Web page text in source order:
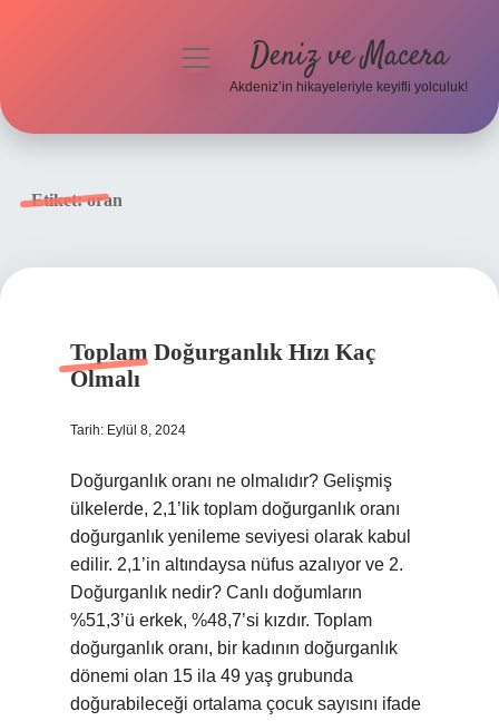
menüyü Deniz ve Macera
Akdeniz’in hikayeleriyle keyifli yolculuk!
Etiket:oran
Toplam Doğurganlık Hızı Kaç
Olmalı
Tarih: Eylül 8, 2024
Doğurganlık oranı ne olmalıdır? Gelişmiş
ülkelerde, 2,1’lik toplam doğurganlık oranı
doğurganlık yenileme seviyesi olarak kabul
edilir. 2,1’in altındaysa nüfus azalıyor ve 2.
Doğurganlık nedir? Canlı doğumların
%51,3’ü erkek, %48,7’si kızdır. Toplam
doğurganlık oranı, bir kadının doğurganlık
dönemi olan 15 ila 49 yaş grubunda
doğurabileceği ortalama çocuk sayısını ifade